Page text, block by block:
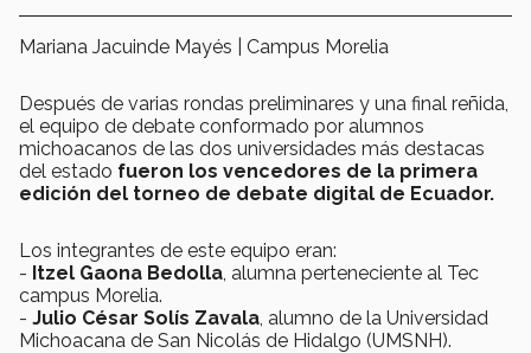
Mariana Jacuinde Mayés | Campus Morelia
Después de varias rondas preliminares y una final reñida,
el equipo de debate conformado por alumnos
michoacanos de las dos universidades más destacas
del estado fueron los vencedores de la primera
edición del torneo de debate digital de Ecuador.
Los integrantes de este equipo eran:
- Itzel Gaona Bedolla , alumna perteneciente al Tec
campus Morelia.
- Julio César Solís Zavala , alumno de la Universidad
Michoacana de San Nicolás de Hidalgo (UMSNH).